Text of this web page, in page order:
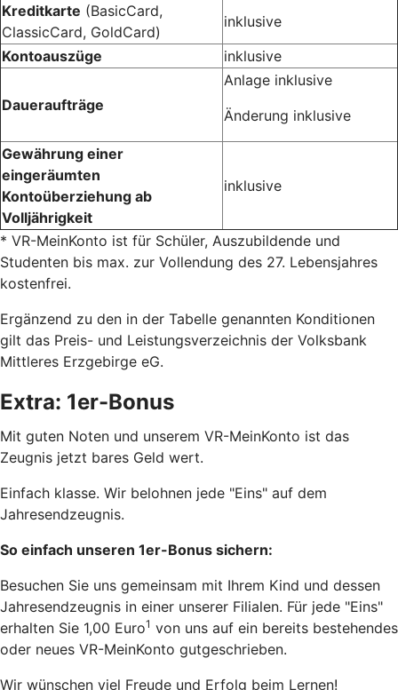
Kreditkarte (BasicCard,
ClassicCard, GoldCard)
inklusive
Kontoauszüge
inklusive
Daueraufträge
Anlage inklusive
Änderung inklusive
Gewährung einer
eingeräumten
Kontoüberziehung ab
Volljährigkeit
inklusive
* VR-MeinKonto ist für Schüler, Auszubildende und
Studenten bis max. zur Vollendung des 27. Lebensjahres
kostenfrei.
Ergänzend zu den in der Tabelle genannten Konditionen
gilt das Preis- und Leistungsverzeichnis der Volksbank
Mittleres Erzgebirge eG.
Extra: 1er-Bonus
Mit guten Noten und unserem VR-MeinKonto ist das
Zeugnis jetzt bares Geld wert.
Einfach klasse. Wir belohnen jede "Eins" auf dem
Jahresendzeugnis.
So einfach unseren 1er-Bonus sichern:
Besuchen Sie uns gemeinsam mit Ihrem Kind und dessen
Jahresendzeugnis in einer unserer Filialen. Für jede "Eins"
erhalten Sie 1,00 Euro1 von uns auf ein bereits bestehendes
oder neues VR-MeinKonto gutgeschrieben.
Wir wünschen viel Freude und Erfolg beim Lernen!